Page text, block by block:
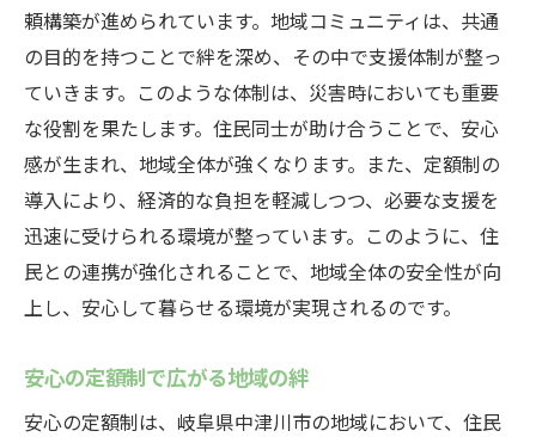
頼構築が進められています。地域コミュニティは、共通
の目的を持つことで絆を深め、その中で支援体制が整っ
ていきます。このような体制は、災害時においても重要
な役割を果たします。住民同士が助け合うことで、安心
感が生まれ、地域全体が強くなります。また、定額制の
導入により、経済的な負担を軽減しつつ、必要な支援を
迅速に受けられる環境が整っています。このように、住
民との連携が強化されることで、地域全体の安全性が向
上し、安心して暮らせる環境が実現されるのです。
安心の定額制で広がる地域の絆
安心の定額制は、岐阜県中津川市の地域において、住民